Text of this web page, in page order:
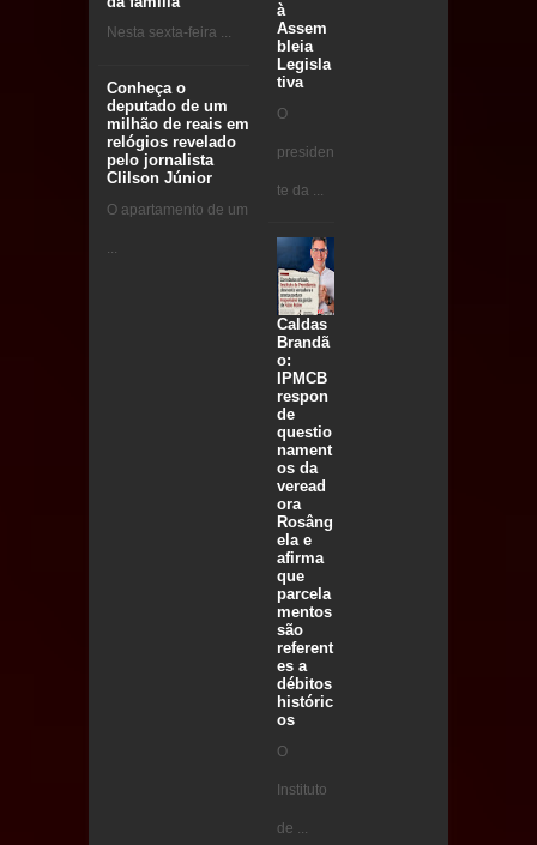
Nesta sexta-feira ...
Conheça o
deputado de um
milhão de reais em
relógios revelado
pelo jornalista
Clilson Júnior
O apartamento de um
...
à
Assem
bleia
Legisla
tiva
O
presiden
te da ...
Caldas
Brandã
o:
IPMCB
respon
de
questio
nament
os da
veread
ora
Rosâng
ela e
afirma
que
parcela
mentos
são
referent
es a
débitos
históric
os
O
Instituto
de ...